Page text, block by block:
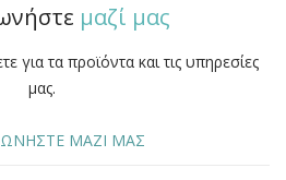
μαζί μας
για τα προϊόντα και τις υπηρεσίες
μας.
ΜΑΖΙ ΜΑΣ